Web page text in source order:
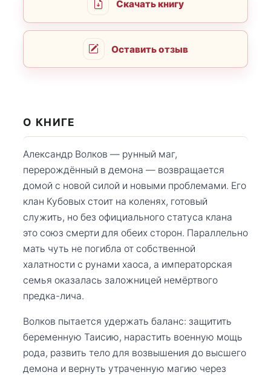
Скачать книгу
Оставить отзыв
О КНИГЕ
Александр Волков — рунный маг,
перерождённый в демона — возвращается
домой с новой силой и новыми проблемами. Его
клан Кубовых стоит на коленях, готовый
служить, но без официального статуса клана
это союз смерти для обеих сторон. Параллельно
мать чуть не погибла от собственной
халатности с рунами хаоса, а императорская
семья оказалась заложницей немёртвого
предка-лича.
Волков пытается удержать баланс: защитить
беременную Таисию, нарастить военную мощь
рода, развить тело для возвышения до высшего
демона и вернуть утраченную магию через